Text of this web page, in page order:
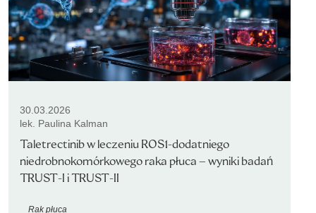
30.03.2026
lek. Paulina Kalman
Taletrectinib w leczeniu ROS1-dodatniego
niedrobnokomórkowego raka płuca – wyniki badań
TRUST-I i TRUST-II
Rak płuca